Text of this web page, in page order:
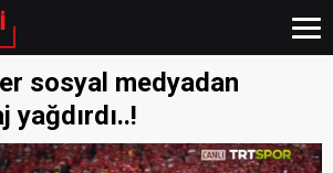
sosyal medyadan
yağdırdı..!